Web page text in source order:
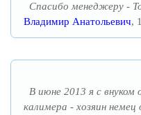
Спасибо менеджеру -
Владимир Анатольевич,
В июне 2013 я с
калимера - хозяин немец